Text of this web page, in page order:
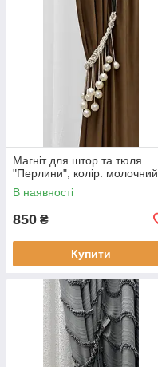
Магніт для штор та тюля
"Перлини", колір: молочний
В наявності
850 ₴
Купити